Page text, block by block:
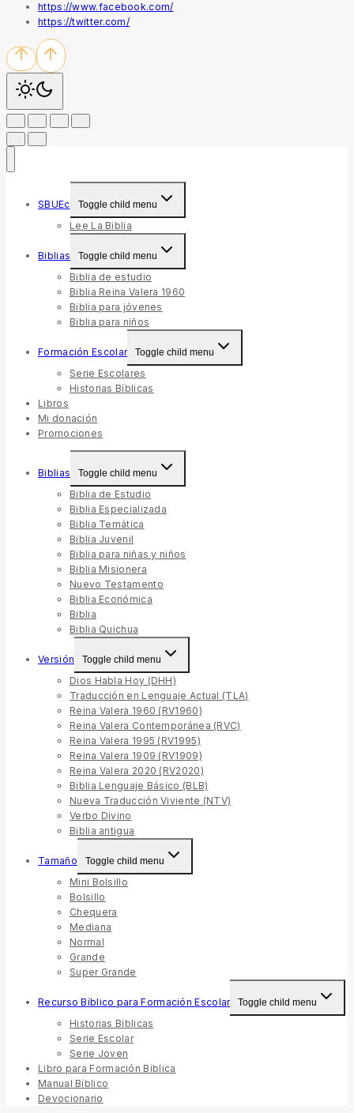
https://www.facebook.com/
https://twitter.com/
SBUEc Toggle child menu
Lee La Biblia
Biblias Toggle child menu
Biblia de estudio
Biblia Reina Valera 1960
Biblia para jóvenes
Biblia para niños
Formación Escolar Toggle child menu
Serie Escolares
Historias Bíblicas
Libros
Mi donación
Promociones
Biblias Toggle child menu
Biblia de Estudio
Biblia Especializada
Biblia Temática
Biblia Juvenil
Biblia para niñas y niños
Biblia Misionera
Nuevo Testamento
Biblia Económica
Biblia
Biblia Quichua
Versión Toggle child menu
Dios Habla Hoy (DHH)
Traducción en Lenguaje Actual (TLA)
Reina Valera 1960 (RV1960)
Reina Valera Contemporánea (RVC)
Reina Valera 1995 (RV1995)
Reina Valera 1909 (RV1909)
Reina Valera 2020 (RV2020)
Biblia Lenguaje Básico (BLB)
Nueva Traducción Viviente (NTV)
Verbo Divino
Biblia antigua
Tamaño Toggle child menu
Mini Bolsillo
Bolsillo
Chequera
Mediana
Normal
Grande
Super Grande
Recurso Bíblico para Formación Escolar Toggle child menu
Historias Bíblicas
Serie Escolar
Serie Joven
Libro para Formación Bíblica
Manual Bíblico
Devocionario